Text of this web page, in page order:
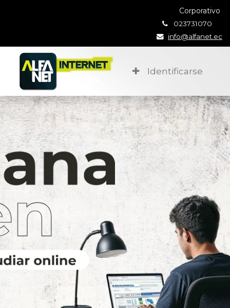
Corporativo
023731070
info@alfanet.ec
Identificarse